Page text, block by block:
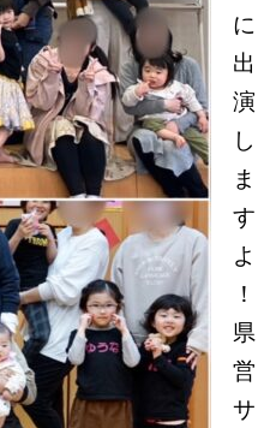
に
出
演
し
ま
す
よ
！
県
営
サ